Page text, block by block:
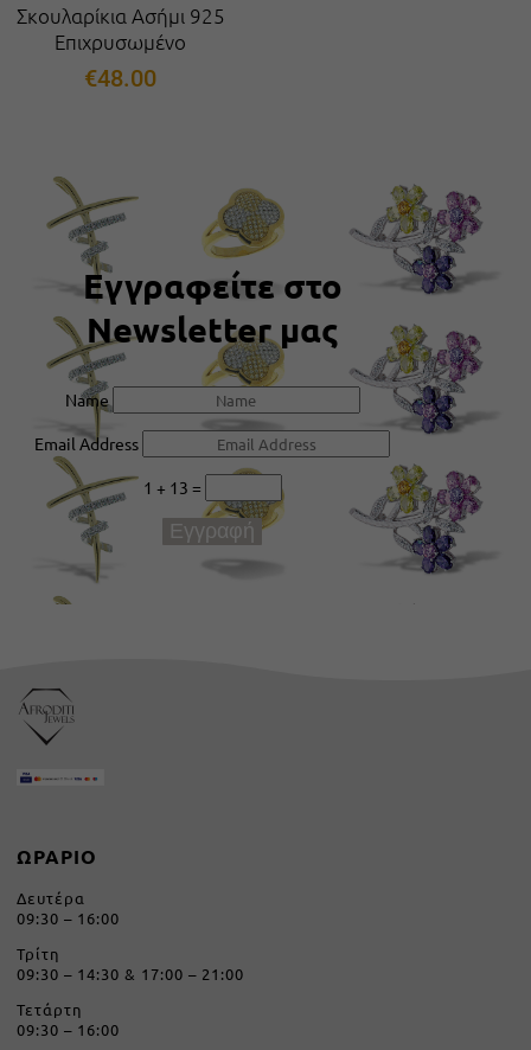
Σκουλαρίκια Ασήμι 925
Επιχρυσωμένο
€48.00
Εγγραφείτε στο
Newsletter μας
Name
Email Address
1 + 13 =
Εγγραφή
ΩΡΑΡΙΟ
Δευτέρα
09:30 – 16:00
Τρίτη
09:30 – 14:30 & 17:00 – 21:00
Τετάρτη
09:30 – 16:00